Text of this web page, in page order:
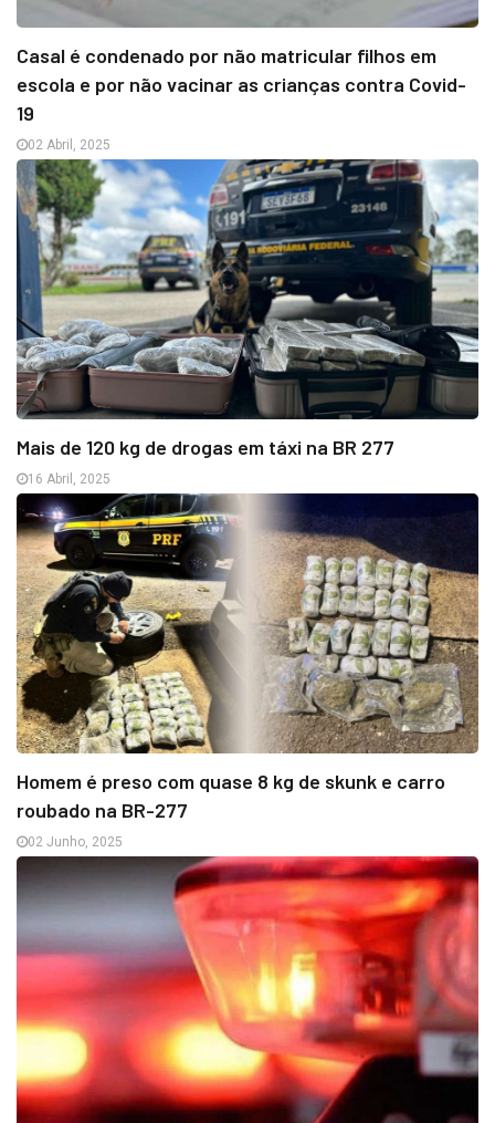
Casal é condenado por não matricular filhos em
escola e por não vacinar as crianças contra Covid-
19
02 Abril, 2025
Mais de 120 kg de drogas em táxi na BR 277
16 Abril, 2025
Homem é preso com quase 8 kg de skunk e carro
roubado na BR-277
02 Junho, 2025